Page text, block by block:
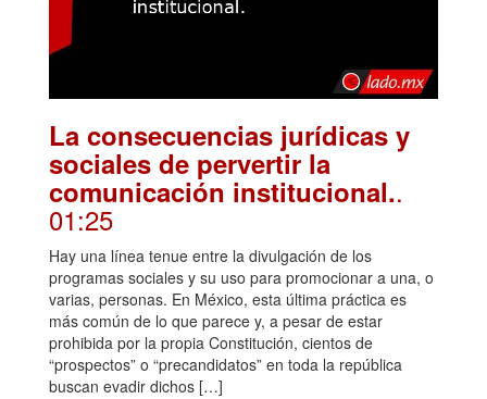
La consecuencias jurídicas y
sociales de pervertir la
comunicación institucional..
01:25
Hay una línea tenue entre la divulgación de los
programas sociales y su uso para promocionar a una, o
varias, personas. En México, esta última práctica es
más común de lo que parece y, a pesar de estar
prohibida por la propia Constitución, cientos de
“prospectos” o “precandidatos” en toda la república
buscan evadir dichos […]